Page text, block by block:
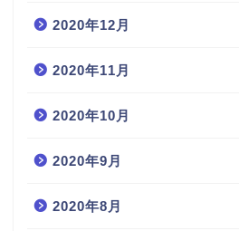
2020年12月
2020年11月
2020年10月
2020年9月
2020年8月